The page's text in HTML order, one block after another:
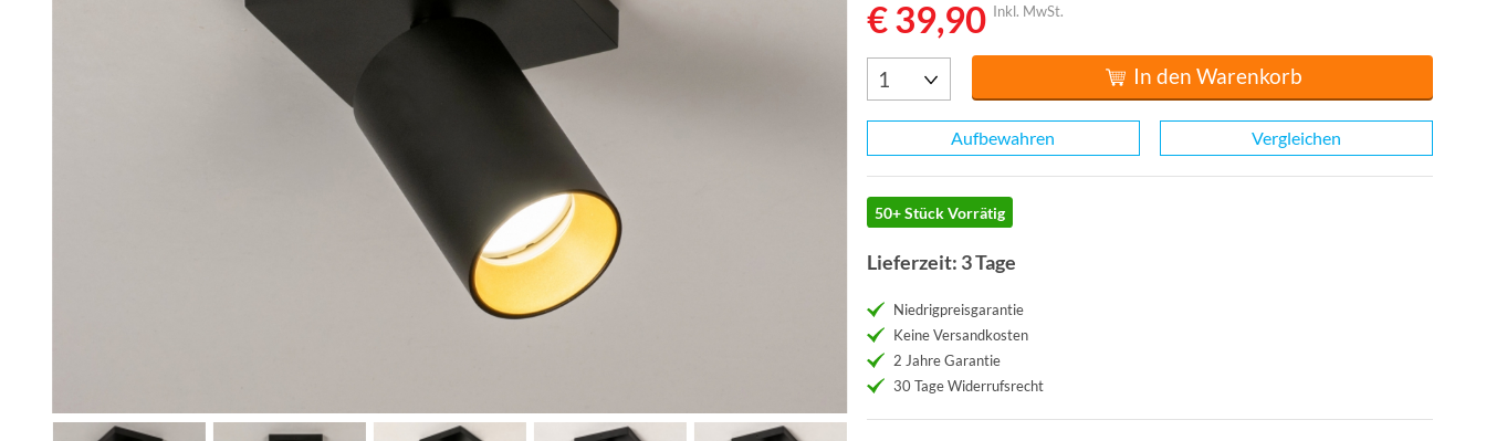
€ 39,90 Inkl. MwSt.
In den Warenkorb
Aufbewahren Vergleichen
50+ Stück Vorrätig
Lieferzeit: 3 Tage
Niedrigpreisgarantie
Keine Versandkosten
2 Jahre Garantie
30 Tage Widerrufsrecht